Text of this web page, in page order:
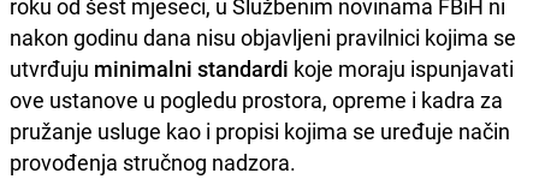
nakon godinu dana nisu objavljeni pravilnici kojima se
utvrđuju minimalni standardi koje moraju ispunjavati
ove ustanove u pogledu prostora, opreme i kadra za
pružanje usluge kao i propisi kojima se uređuje način
provođenja stručnog nadzora.